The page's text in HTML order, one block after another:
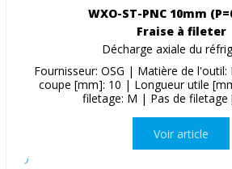
WXO-ST-PNC 10mm
Fraise à fileter
Décharge axiale du
Fournisseur: OSG | Matière de
coupe [mm]: 10 | Longueur utile
filetage: M | Pas de filetage
Voir article